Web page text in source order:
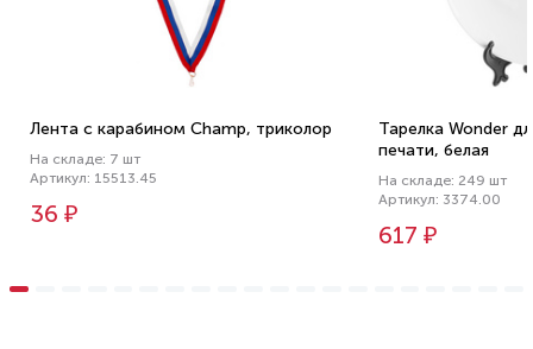
Лента с карабином Champ, триколор
На складе: 7 шт
Артикул: 15513.45
36 ₽
Тарелка Wonder
печати, белая
На складе: 249 шт
Артикул: 3374.00
617 ₽